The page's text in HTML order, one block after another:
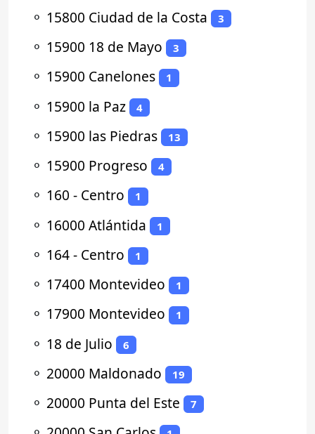
⚬ 15800 Ciudad de la Costa 3
⚬ 15900 18 de Mayo 3
⚬ 15900 Canelones 1
⚬ 15900 la Paz 4
⚬ 15900 las Piedras 13
⚬ 15900 Progreso 4
⚬ 160 - Centro 1
⚬ 16000 Atlántida 1
⚬ 164 - Centro 1
⚬ 17400 Montevideo 1
⚬ 17900 Montevideo 1
⚬ 18 de Julio 6
⚬ 20000 Maldonado 19
⚬ 20000 Punta del Este 7